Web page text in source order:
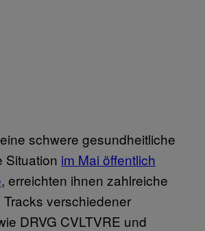
schwere gesundheitliche
Situation im Mai öffentlich
, erreichten ihnen zahlreiche
verschiedener
DRVG CVLTVRE und